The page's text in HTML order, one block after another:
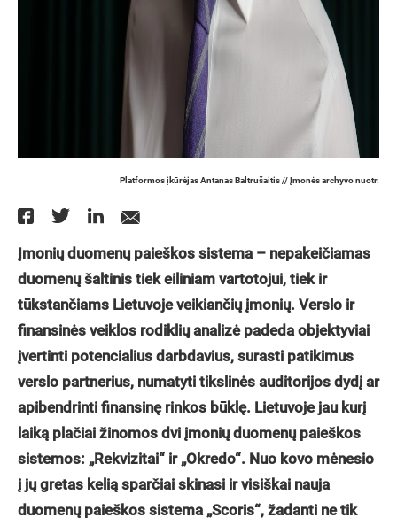
Platformos įkūrėjas Antanas Baltrušaitis // Įmonės archyvo nuotr.
Įmonių duomenų paieškos sistema – nepakeičiamas
duomenų šaltinis tiek eiliniam vartotojui, tiek ir
tūkstančiams Lietuvoje veikiančių įmonių. Verslo ir
finansinės veiklos rodiklių analizė padeda objektyviai
įvertinti potencialius darbdavius, surasti patikimus
verslo partnerius, numatyti tikslinės auditorijos dydį ar
apibendrinti finansinę rinkos būklę. Lietuvoje jau kurį
laiką plačiai žinomos dvi įmonių duomenų paieškos
sistemos: „Rekvizitai“ ir „Okredo“. Nuo kovo mėnesio
į jų gretas kelią sparčiai skinasi ir visiškai nauja
duomenų paieškos sistema „Scoris“, žadanti ne tik